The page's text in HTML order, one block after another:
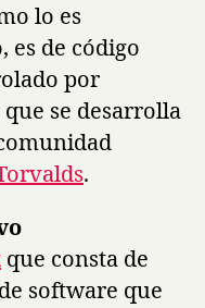
lo es
es de código
por
se desarrolla
.
que consta de
software que